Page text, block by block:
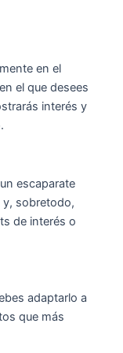
en el
el que desees
interés y
escaparate
y, sobretodo,
de interés o
adaptarlo a
que más